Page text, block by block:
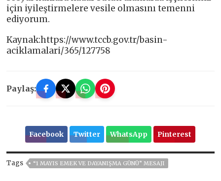
için iyileştirmelere vesile olmasını temenni
ediyorum.
Kaynak:https://www.tccb.gov.tr/basin-
aciklamalari/365/127758
Paylaş:
Facebook Twitter WhatsApp Pinterest
Tags “1 MAYIS EMEK VE DAYANIŞMA GÜNÜ” MESAJI